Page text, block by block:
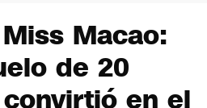
Macao:
de 20
en el